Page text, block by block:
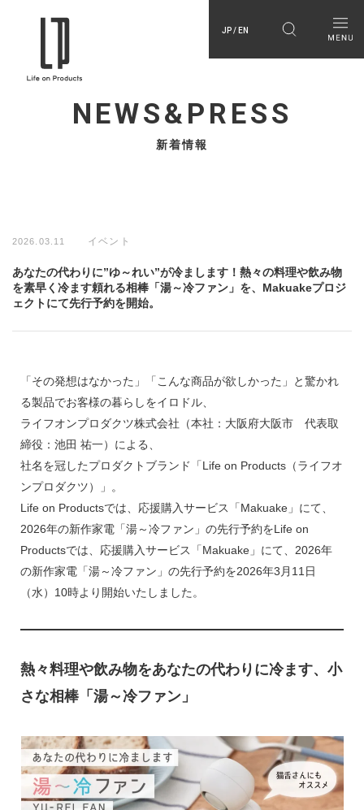
JP / EN
NEWS&PRESS
新着情報
2026.03.11 イベント
あなたの代わりに”ゆ～れい”が冷まします！熱々の料理や飲み物
を素早く冷ます頼れる相棒「湯～冷ファン」を、Makuakeプロジ
ェクトにて先行予約を開始。
「その発想はなかった」「こんな商品が欲しかった」と驚かれ
る製品でお客様の暮らしをイロドル、
ライフオンプロダクツ株式会社（本社：大阪府大阪市 代表取
締役：池田 祐一）による、
社名を冠したプロダクトブランド「Life on Products（ライフオ
ンプロダクツ）」。
Life on Productsでは、応援購入サービス「Makuake」にて、
2026年の新作家電「湯～冷ファン」の先行予約をLife on
Productsでは、応援購入サービス「Makuake」にて、2026年
の新作家電「湯～冷ファン」の先行予約を2026年3月11日
（水）10時より開始いたしました。
熱々料理や飲み物をあなたの代わりに冷ます、小
さな相棒「湯～冷ファン」